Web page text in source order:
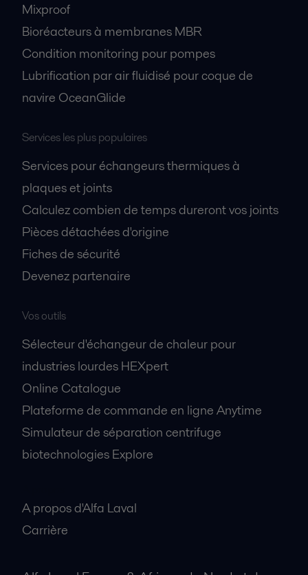
Mixproof
Bioréacteurs à membranes MBR
Condition monitoring pour pompes
Lubrification par air fluidisé pour coque de
navire OceanGlide
Services les plus populaires
Services pour échangeurs thermiques à
plaques et joints
Calculez combien de temps dureront vos joints
Pièces détachées d'origine
Fiches de sécurité
Devenez partenaire
Vos outils
Sélecteur d'échangeur de chaleur pour
industries lourdes HEXpert
Online Catalogue
Plateforme de commande en ligne Anytime
Simulateur de séparation centrifuge
biotechnologies Explore
A propos d'Alfa Laval
Carrière